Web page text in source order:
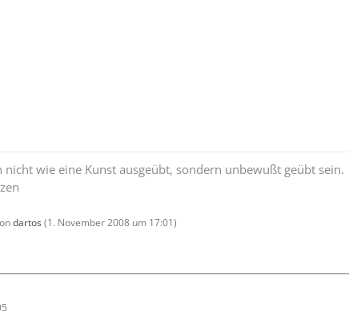
nicht wie eine Kunst ausgeübt, sondern unbewußt geübt sein.
dartos(1. November 2008 um 17:01)